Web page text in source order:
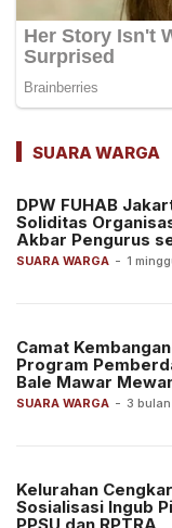
SUARA WARGA
SUARA WARGA - 1
DPW FUHAB
Soliditas
Akbar Pengurus
SUARA WARGA - 3
Camat
Program
Bale Mawar
Kelurahan
Sosialisasi Ingub